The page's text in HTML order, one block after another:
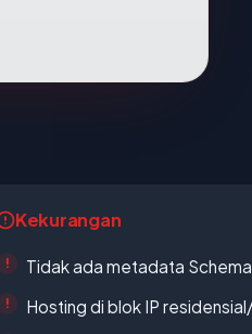
Kekurangan
Tidak ada metadata
Hosting di blok IP